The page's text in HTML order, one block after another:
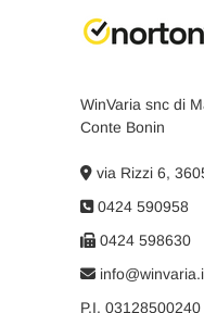
WinVaria snc di
Conte Bonin
via Rizzi 6,
0424 590958
0424 598630
P.I. 03128500240